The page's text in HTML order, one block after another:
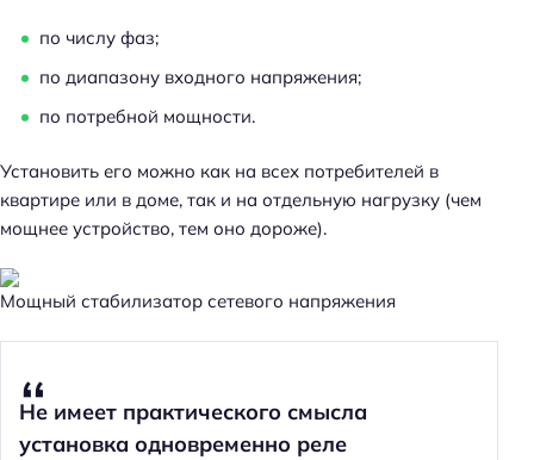
по числу фаз;
по диапазону входного напряжения;
по потребной мощности.
Установить его можно как на всех потребителей в
квартире или в доме, так и на отдельную нагрузку (чем
мощнее устройство, тем оно дороже).
Мощный стабилизатор сетевого напряжения
Не имеет практического смысла
установка одновременно реле